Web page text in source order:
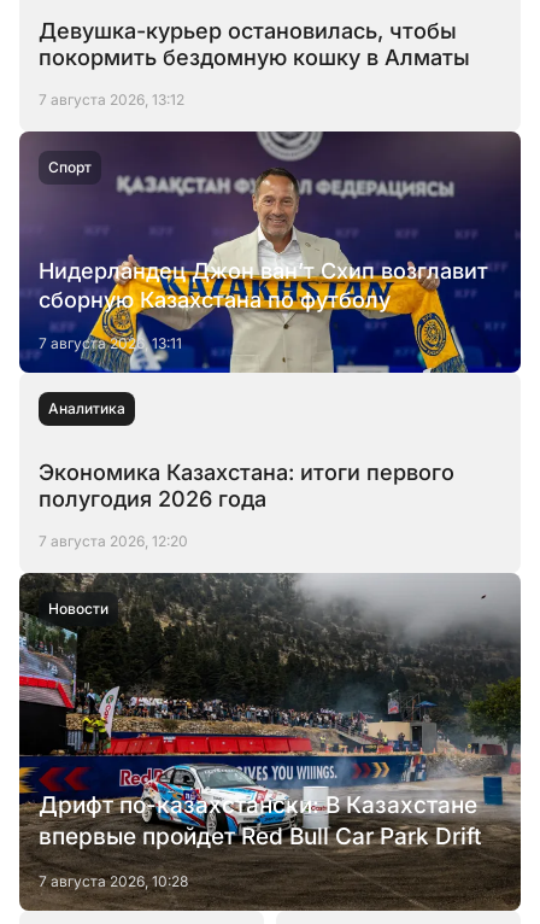
Девушка-курьер остановилась, чтобы
покормить бездомную кошку в Алматы
7 августа 2026, 13:12
Нидерландец Джон ван’т Схип возглавит
сборную Казахстана по футболу
7 августа 2026, 13:11
Спорт
Экономика Казахстана: итоги первого
полугодия 2026 года
7 августа 2026, 12:20
Аналитика
Дрифт по-казахстански: В Казахстане
впервые пройдет Red Bull Car Park Drift
7 августа 2026, 10:28
Новости